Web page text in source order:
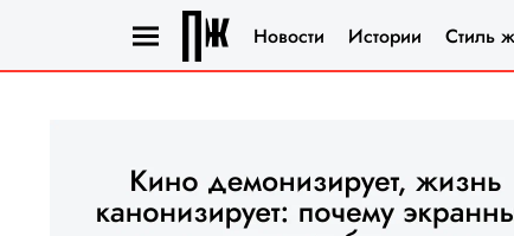
Новости Истории Стиль